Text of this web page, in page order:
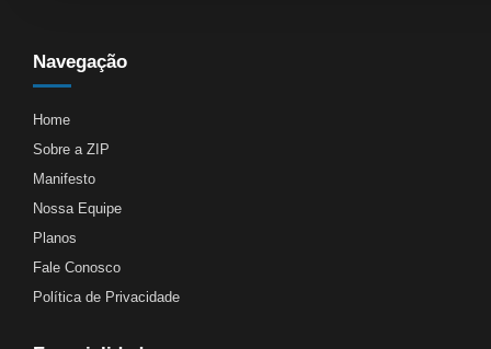
Navegação
Home
Sobre a ZIP
Manifesto
Nossa Equipe
Planos
Fale Conosco
Política de Privacidade